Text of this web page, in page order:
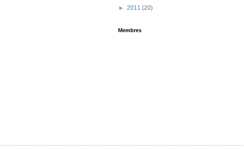
► 2011 (20)
Membres